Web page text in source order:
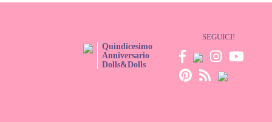
Quindicesimo
Anniversario
Dolls&Dolls
SEGUICI!